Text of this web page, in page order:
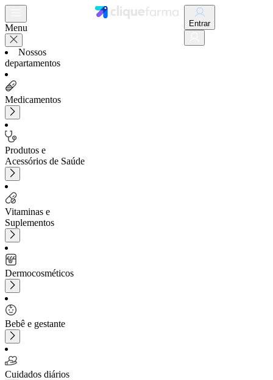
Menu
Nossos
departamentos
Medicamentos
Produtos e
Acessórios de Saúde
Vitaminas e
Suplementos
Dermocosméticos
Bebê e gestante
Cuidados diários
Entrar